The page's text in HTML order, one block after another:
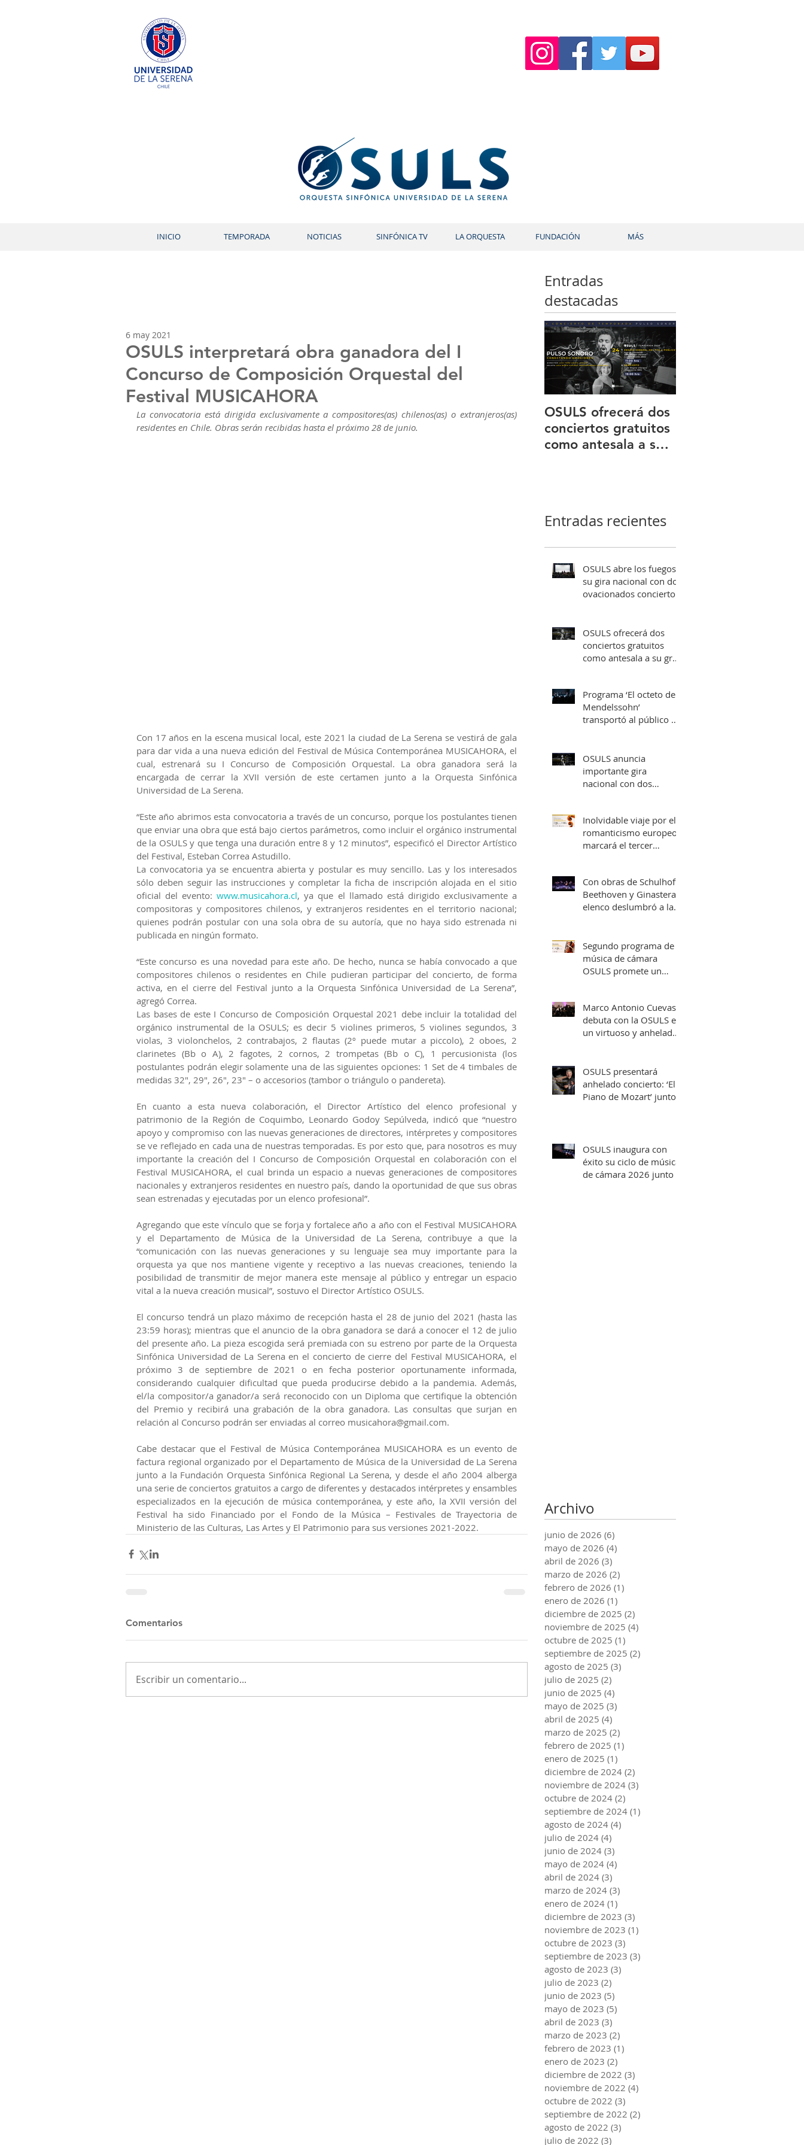
INICIO TEMPORADA NOTICIAS SINFÓNICA TV LA ORQUESTA FUNDACIÓN MÁS
Entradas
destacadas
OSULS interpretará obra ganadora del I
Concurso de Composición Orquestal del
Festival MUSICAHORA
6 may 2021
La convocatoria está dirigida exclusivamente a compositores(as) chilenos(as) o extranjeros(as)
residentes en Chile. Obras serán recibidas hasta el próximo 28 de junio.
Con 17 años en la escena musical local, este 2021 la ciudad de La Serena se vestirá de gala
para dar vida a una nueva edición del Festival de Música Contemporánea MUSICAHORA, el
cual, estrenará su I Concurso de Composición Orquestal. La obra ganadora será la
encargada de cerrar la XVII versión de este certamen junto a la Orquesta Sinfónica
Universidad de La Serena.
“Este año abrimos esta convocatoria a través de un concurso, porque los postulantes tienen
que enviar una obra que está bajo ciertos parámetros, como incluir el orgánico instrumental
de la OSULS y que tenga una duración entre 8 y 12 minutos”, especificó el Director Artístico
del Festival, Esteban Correa Astudillo.
La convocatoria ya se encuentra abierta y postular es muy sencillo. Las y los interesados
sólo deben seguir las instrucciones y completar la ficha de inscripción alojada en el sitio
oficial del evento: www.musicahora.cl, ya que el llamado está dirigido exclusivamente a
compositoras y compositores chilenos, y extranjeros residentes en el territorio nacional;
quienes podrán postular con una sola obra de su autoría, que no haya sido estrenada ni
publicada en ningún formato.
“Este concurso es una novedad para este año. De hecho, nunca se había convocado a que
compositores chilenos o residentes en Chile pudieran participar del concierto, de forma
activa, en el cierre del Festival junto a la Orquesta Sinfónica Universidad de La Serena”,
agregó Correa.
Las bases de este I Concurso de Composición Orquestal 2021 debe incluir la totalidad del
orgánico instrumental de la OSULS; es decir 5 violines primeros, 5 violines segundos, 3
violas, 3 violonchelos, 2 contrabajos, 2 flautas (2º puede mutar a piccolo), 2 oboes, 2
clarinetes (Bb o A), 2 fagotes, 2 cornos, 2 trompetas (Bb o C), 1 percusionista (los
postulantes podrán elegir solamente una de las siguientes opciones: 1 Set de 4 timbales de
medidas 32", 29", 26", 23" – o accesorios (tambor o triángulo o pandereta).
En cuanto a esta nueva colaboración, el Director Artístico del elenco profesional y
patrimonio de la Región de Coquimbo, Leonardo Godoy Sepúlveda, indicó que “nuestro
apoyo y compromiso con las nuevas generaciones de directores, intérpretes y compositores
se ve reflejado en cada una de nuestras temporadas. Es por esto que, para nosotros es muy
importante la creación del I Concurso de Composición Orquestal en colaboración con el
Festival MUSICAHORA, el cual brinda un espacio a nuevas generaciones de compositores
nacionales y extranjeros residentes en nuestro país, dando la oportunidad de que sus obras
sean estrenadas y ejecutadas por un elenco profesional”.
Agregando que este vínculo que se forja y fortalece año a año con el Festival MUSICAHORA
y el Departamento de Música de la Universidad de La Serena, contribuye a que la
“comunicación con las nuevas generaciones y su lenguaje sea muy importante para la
orquesta ya que nos mantiene vigente y receptivo a las nuevas creaciones, teniendo la
posibilidad de transmitir de mejor manera este mensaje al público y entregar un espacio
vital a la nueva creación musical”, sostuvo el Director Artístico OSULS.
El concurso tendrá un plazo máximo de recepción hasta el 28 de junio del 2021 (hasta las
23:59 horas); mientras que el anuncio de la obra ganadora se dará a conocer el 12 de julio
del presente año. La pieza escogida será premiada con su estreno por parte de la Orquesta
Sinfónica Universidad de La Serena en el concierto de cierre del Festival MUSICAHORA, el
próximo 3 de septiembre de 2021 o en fecha posterior oportunamente informada,
considerando cualquier dificultad que pueda producirse debido a la pandemia. Además,
el/la compositor/a ganador/a será reconocido con un Diploma que certifique la obtención
del Premio y recibirá una grabación de la obra ganadora. Las consultas que surjan en
relación al Concurso podrán ser enviadas al correo musicahora@gmail.com.
Cabe destacar que el Festival de Música Contemporánea MUSICAHORA es un evento de
factura regional organizado por el Departamento de Música de la Universidad de La Serena
junto a la Fundación Orquesta Sinfónica Regional La Serena, y desde el año 2004 alberga
una serie de conciertos gratuitos a cargo de diferentes y destacados intérpretes y ensambles
especializados en la ejecución de música contemporánea, y este año, la XVII versión del
Festival ha sido Financiado por el Fondo de la Música – Festivales de Trayectoria de
Ministerio de las Culturas, Las Artes y El Patrimonio para sus versiones 2021-2022.
Comentarios
Escribir un comentario...
OSULS ofrecerá dos
conciertos gratuitos
como antesala a su
Entradas recientes
OSULS abre los fuegos a
su gira nacional con dos
ovacionados conciertos
OSULS ofrecerá dos
conciertos gratuitos
como antesala a su gran
Programa ‘El octeto de
Mendelssohn’
transportó al público de
OSULS anuncia
importante gira
nacional con dos
Inolvidable viaje por el
romanticismo europeo
marcará el tercer
Con obras de Schulhoff,
Beethoven y Ginastera,
elenco deslumbró a la
‘Entrelazados: Diálogos
de arcos & vientos’
Segundo programa de
música de cámara
OSULS promete un
Marco Antonio Cuevas
debuta con la OSULS en
un virtuoso y anhelado
OSULS presentará
anhelado concierto: ‘El
Piano de Mozart’ junto
OSULS inaugura con
éxito su ciclo de música
de cámara 2026 junto a
Archivo
junio de 2026 (6)
mayo de 2026 (4)
abril de 2026 (3)
marzo de 2026 (2)
febrero de 2026 (1)
enero de 2026 (1)
diciembre de 2025 (2)
noviembre de 2025 (4)
octubre de 2025 (1)
septiembre de 2025 (2)
agosto de 2025 (3)
julio de 2025 (2)
junio de 2025 (4)
mayo de 2025 (3)
abril de 2025 (4)
marzo de 2025 (2)
febrero de 2025 (1)
enero de 2025 (1)
diciembre de 2024 (2)
noviembre de 2024 (3)
octubre de 2024 (2)
septiembre de 2024 (1)
agosto de 2024 (4)
julio de 2024 (4)
junio de 2024 (3)
mayo de 2024 (4)
abril de 2024 (3)
marzo de 2024 (3)
enero de 2024 (1)
diciembre de 2023 (3)
noviembre de 2023 (1)
octubre de 2023 (3)
septiembre de 2023 (3)
agosto de 2023 (3)
julio de 2023 (2)
junio de 2023 (5)
mayo de 2023 (5)
abril de 2023 (3)
marzo de 2023 (2)
febrero de 2023 (1)
enero de 2023 (2)
diciembre de 2022 (3)
noviembre de 2022 (4)
octubre de 2022 (3)
septiembre de 2022 (2)
agosto de 2022 (3)
julio de 2022 (3)